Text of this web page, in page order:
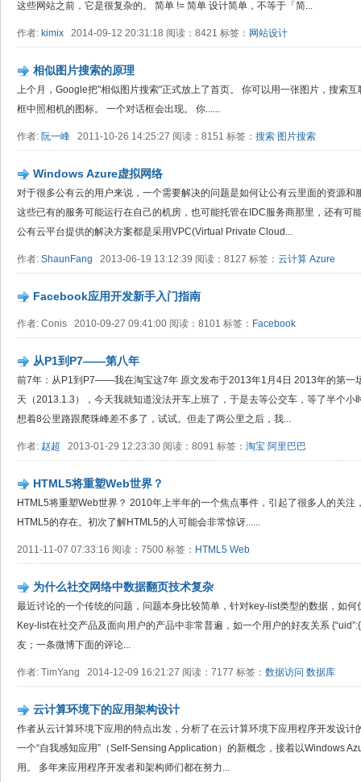
这些网站之前，它是很复杂的。 简单 != 简单 设计简单，不等于「简...
作者: kimix 2014-09-12 20:31:18 阅读：8421 标签： 网站设计
相似图片搜索的原理
上个月，Google把"相似图片搜索"正式放上了首页。 你可以用一张图片，搜索
框中照相机的图标。 一个对话框会出现。 你......
作者: 阮一峰 2011-10-26 14:25:27 阅读：8151 标签： 搜索 图片搜索
Windows Azure虚拟网络
对于很多公有云的用户来说，一个需要解决的问题是如何让公有云里面的资源
这些已有的服务可能运行在自己的机房，也可能托管在IDC服务商那里，还有可
公有云平台提供的解决方案都是采用VPC(Virtual Private Cloud...
作者: ShaunFang 2013-06-19 13:12:39 阅读：8127 标签： 云计算 Azure
Facebook应用开发新手入门指南
作者: Conis 2010-09-27 09:41:00 阅读：8101 标签： Facebook
从P1到P7——第八年
前7年：从P1到P7——我在淘宝这7年 原文发布于2013年1月4日 2013年的第一
天（2013.1.3），今天我就知道没法开车上班了，于是去等公交车，等了半个
想着8公里路跟爬珠峰差不多了，试试。但走了两公里之后，我...
作者: 赵超 2013-01-29 12:23:30 阅读：8091 标签： 淘宝 阿里巴巴
HTML5将重塑Web世界？
HTML5将重塑Web世界？ 2010年上半年的一个焦点事件，引起了很多人的关
HTML5的存在。初次了解HTML5的人可能会非常惊讶......
2011-11-07 07:33:16 阅读：7500 标签： HTML5 Web
为什么社交网络中数据翻页技术复杂
最近讨论的一个传统的问题，问题本身比较简单，针对key-list类型的数据，如
Key-list在社交产品及面向用户的产品中非常普遍，如一个用户的好友关系
友；一条微博下面的评论...
作者: TimYang 2014-12-09 16:21:27 阅读：7177 标签： 数据访问 数据库
云计算环境下的应用架构设计
作者从云计算环境下应用的特点出发，分析了在云计算环境下应用程序开发设
一个“自我感知应用”（Self-Sensing Application）的新概念，接着以Windows
用。 多年来应用程序开发者和架构师们都在努力...